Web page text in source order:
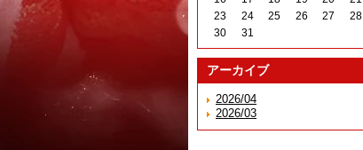
23
24 25 26 27 28
30
31
アーカイブ
2026/04
2026/03